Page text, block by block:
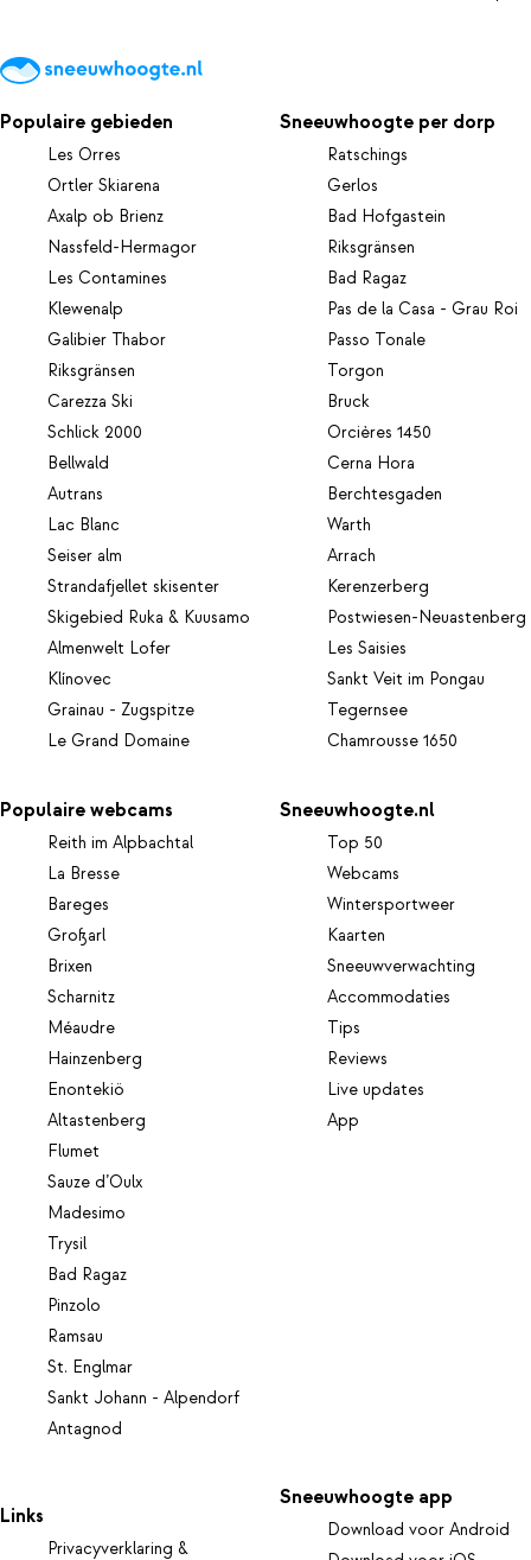
Populaire gebieden
Les Orres
Ortler Skiarena
Axalp ob Brienz
Nassfeld-Hermagor
Les Contamines
Klewenalp
Galibier Thabor
Riksgränsen
Carezza Ski
Schlick 2000
Bellwald
Autrans
Lac Blanc
Seiser alm
Strandafjellet skisenter
Skigebied Ruka & Kuusamo
Almenwelt Lofer
Klínovec
Grainau - Zugspitze
Le Grand Domaine
Sneeuwhoogte per dorp
Ratschings
Gerlos
Bad Hofgastein
Riksgränsen
Bad Ragaz
Pas de la Casa - Grau Roi
Passo Tonale
Torgon
Bruck
Orcières 1450
Cerna Hora
Berchtesgaden
Warth
Arrach
Kerenzerberg
Postwiesen-Neuastenberg
Les Saisies
Sankt Veit im Pongau
Tegernsee
Chamrousse 1650
Populaire webcams
Reith im Alpbachtal
La Bresse
Bareges
Großarl
Brixen
Scharnitz
Méaudre
Hainzenberg
Enontekiö
Altastenberg
Flumet
Sauze d’Oulx
Madesimo
Trysil
Bad Ragaz
Pinzolo
Ramsau
St. Englmar
Sankt Johann - Alpendorf
Antagnod
Sneeuwhoogte.nl
Top 50
Webcams
Wintersportweer
Kaarten
Sneeuwverwachting
Accommodaties
Tips
Reviews
Live updates
App
Links
Privacyverklaring &
Sneeuwhoogte app
Download voor Android